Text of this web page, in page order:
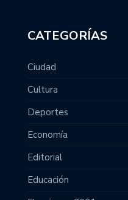
CATEGORÍAS
Ciudad
Cultura
Deportes
Economía
Editorial
Educación